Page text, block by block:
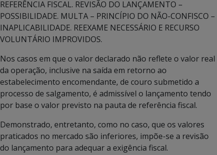
REFERÊNCIA FISCAL. REVISÃO DO LANÇAMENTO –
POSSIBILIDADE. MULTA – PRINCÍPIO DO NÃO-CONFISCO –
INAPLICABILIDADE. REEXAME NECESSÁRIO E RECURSO
VOLUNTÁRIO IMPROVIDOS.
Nos casos em que o valor declarado não reflete o valor real
da operação, inclusive na saída em retorno ao
estabelecimento encomendante, de couro submetido a
processo de salgamento, é admissível o lançamento tendo
por base o valor previsto na pauta de referência fiscal.
Demonstrado, entretanto, como no caso, que os valores
praticados no mercado são inferiores, impõe-se a revisão
do lançamento para adequar a exigência fiscal.